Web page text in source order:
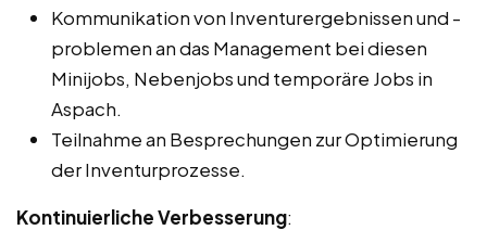
Kommunikation von Inventurergebnissen und -
problemen an das Management bei diesen
Minijobs, Nebenjobs und temporäre Jobs in
Aspach.
Teilnahme an Besprechungen zur Optimierung
der Inventurprozesse.
Kontinuierliche Verbesserung: